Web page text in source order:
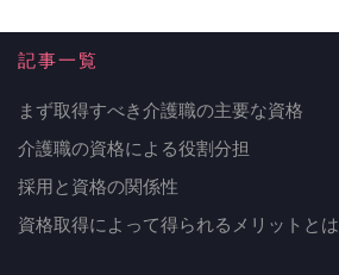
記事一覧
まず取得すべき介護職の主要な資格
介護職の資格による役割分担
採用と資格の関係性
資格取得によって得られるメリットとは